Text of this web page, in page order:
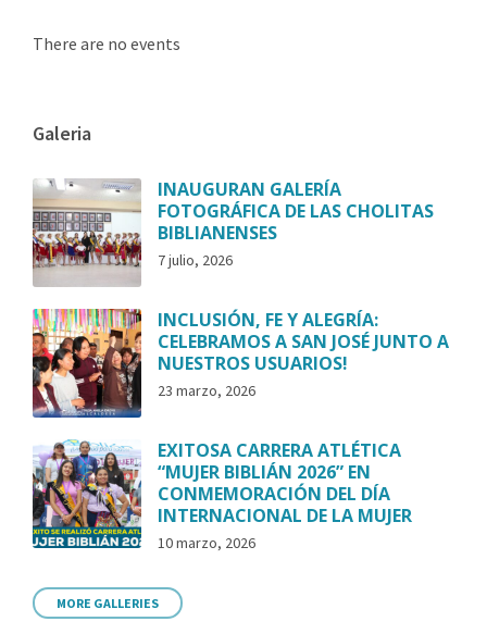
There are no events
Galeria
INAUGURAN GALERÍA
FOTOGRÁFICA DE LAS CHOLITAS
BIBLIANENSES
7 julio, 2026
INCLUSIÓN, FE Y ALEGRÍA:
CELEBRAMOS A SAN JOSÉ JUNTO A
NUESTROS USUARIOS!
23 marzo, 2026
EXITOSA CARRERA ATLÉTICA
“MUJER BIBLIÁN 2026” EN
CONMEMORACIÓN DEL DÍA
INTERNACIONAL DE LA MUJER
10 marzo, 2026
MORE GALLERIES